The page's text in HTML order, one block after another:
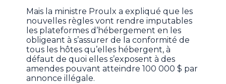
Mais la ministre Proulx a expliqué que les
nouvelles règles vont rendre imputables
les plateformes d’hébergement en les
obligeant à s’assurer de la conformité de
tous les hôtes qu’elles hébergent, à
défaut de quoi elles s’exposent à des
amendes pouvant atteindre 100 000 $ par
annonce illégale.